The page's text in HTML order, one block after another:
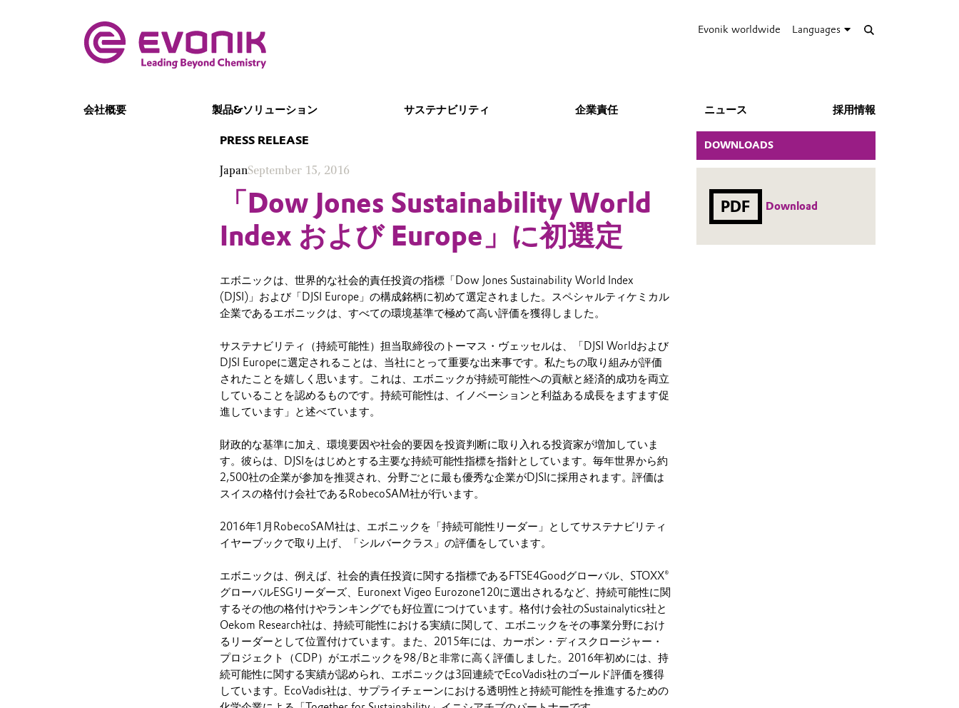
Evonik worldwide Languages
会社概要 製品&ソリューション サステナビリティ 企業責任 ニュース 採用情報
DOWNLOADS
PDF Download
PRESS RELEASE
JapanSeptember 15, 2016
「Dow Jones Sustainability World
Index および Europe」に初選定
エボニックは、世界的な社会的責任投資の指標「Dow Jones Sustainability World Index
(DJSI)」および「DJSI Europe」の構成銘柄に初めて選定されました。スペシャルティケミカル
企業であるエボニックは、すべての環境基準で極めて高い評価を獲得しました。
サステナビリティ（持続可能性）担当取締役のトーマス・ヴェッセルは、「DJSI Worldおよび
DJSI Europeに選定されることは、当社にとって重要な出来事です。私たちの取り組みが評価
されたことを嬉しく思います。これは、エボニックが持続可能性への貢献と経済的成功を両立
していることを認めるものです。持続可能性は、イノベーションと利益ある成長をますます促
進しています」と述べています。
財政的な基準に加え、環境要因や社会的要因を投資判断に取り入れる投資家が増加していま
す。彼らは、DJSIをはじめとする主要な持続可能性指標を指針としています。毎年世界から約
2,500社の企業が参加を推奨され、分野ごとに最も優秀な企業がDJSIに採用されます。評価は
スイスの格付け会社であるRobecoSAM社が行います。
2016年1月RobecoSAM社は、エボニックを「持続可能性リーダー」としてサステナビリティ
イヤーブックで取り上げ、「シルバークラス」の評価をしています。
エボニックは、例えば、社会的責任投資に関する指標であるFTSE4Goodグローバル、STOXX®
グローバルESGリーダーズ、Euronext Vigeo Eurozone120に選出されるなど、持続可能性に関
するその他の格付けやランキングでも好位置につけています。格付け会社のSustainalytics社と
Oekom Research社は、持続可能性における実績に関して、エボニックをその事業分野におけ
るリーダーとして位置付けています。また、2015年には、カーボン・ディスクロージャー・
プロジェクト（CDP）がエボニックを98/Bと非常に高く評価しました。2016年初めには、持
続可能性に関する実績が認められ、エボニックは3回連続でEcoVadis社のゴールド評価を獲得
しています。EcoVadis社は、サプライチェーンにおける透明性と持続可能性を推進するための